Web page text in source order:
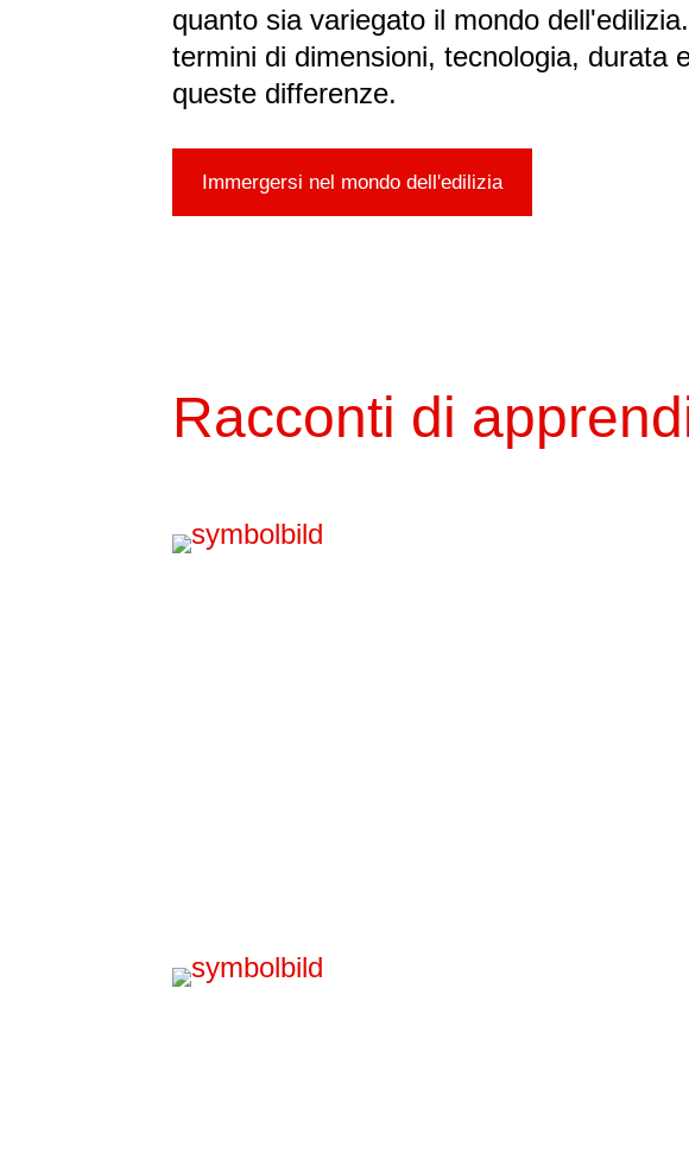
quanto sia variegato il mondo
termini di dimensioni, tecnologia, durata
queste differenze.
Immergersi nel mondo dell'edilizia
Racconti di